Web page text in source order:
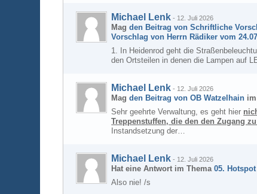
Michael Lenk - 12. Juli 2026
Magden Beitrag vonSchriftliche
Vorschlag von Herrn Rädiker vom
1. In Heidenrod geht die
den Ortsteilen in denen die Lampen auf
Michael Lenk - 12. Juli 2026
Magden Beitrag vonOB Watzelhain
Sehr geehrte Verwaltung, es geht hier
Treppenstuffen, die den den Zugang
Instandsetzung der…
Michael Lenk - 12. Juli 2026
Hat eine Antwort im Thema05.
Also nie! /s